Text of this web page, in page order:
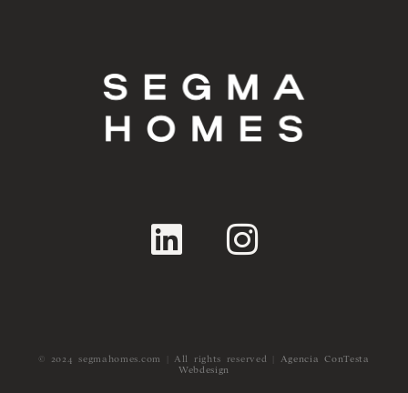
© 2024 segmahomes.com | All rights reserved |
Agencia ConTesta
Webdesign